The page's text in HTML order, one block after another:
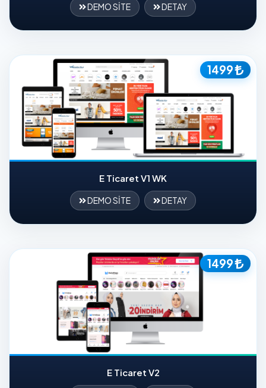
DEMO SİTE DETAY
1499
E Ticaret V1 WK
DEMO SİTE DETAY
1499
E Ticaret V2